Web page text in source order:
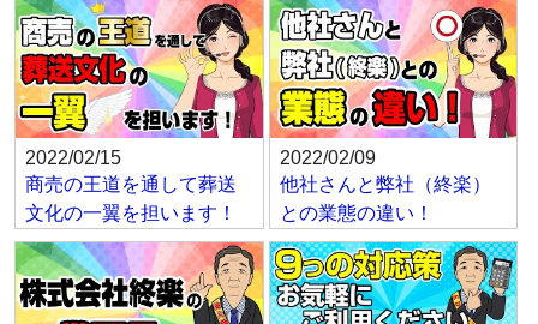
2022/02/15
商売の王道を通して葬送
文化の一翼を担います！
2022/02/09
他社さんと弊社（終楽）
との業態の違い！